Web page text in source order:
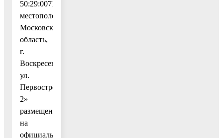
50:29:0071501:31,
местоположение:
Московская
область,
г.
Воскресенск,
ул.
Первостроителей,
2»
размещены
на
официальном